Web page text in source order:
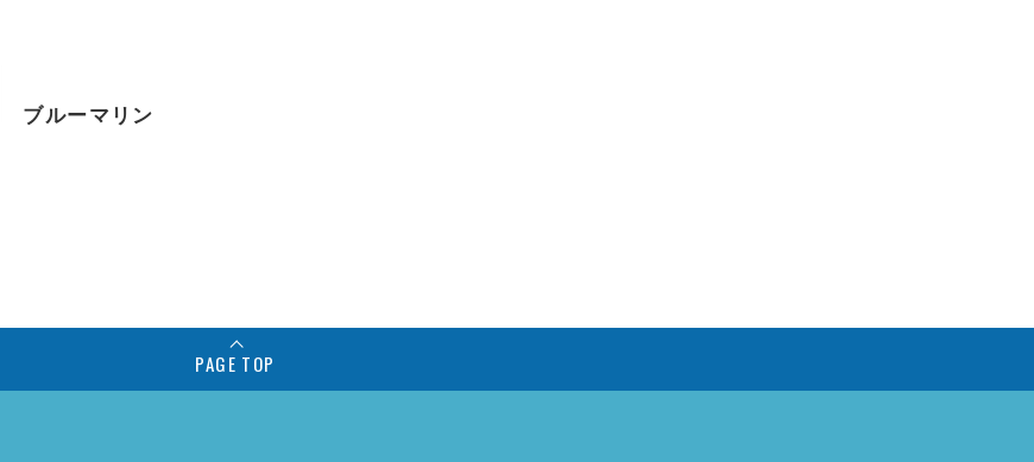
ブルーマリン
PAGE TOP